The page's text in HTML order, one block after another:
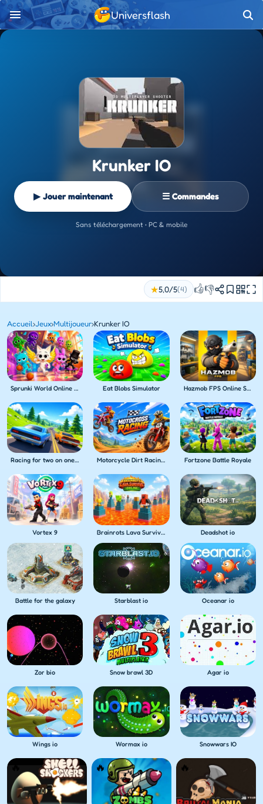
Universflash
Krunker IO
▶ Jouer maintenant ☰ Commandes
Sans téléchargement • PC & mobile
★5,0/5(4) 👍👎
Accueil›Jeux›Multijoueur›Krunker IO
Sprunki World Online RP Play with Friends Eat Blobs Simulator Hazmob FPS Online Shooter
Racing for two on one PC Motorcycle Dirt Racing Multiplayer Fortzone Battle Royale
Vortex 9 Brainrots Lava Survive Online Deadshot io
Battle for the galaxy Starblast io Oceanar io
Zor bio Snow brawl 3D Agar io
Wings io Wormax io Snowwars IO